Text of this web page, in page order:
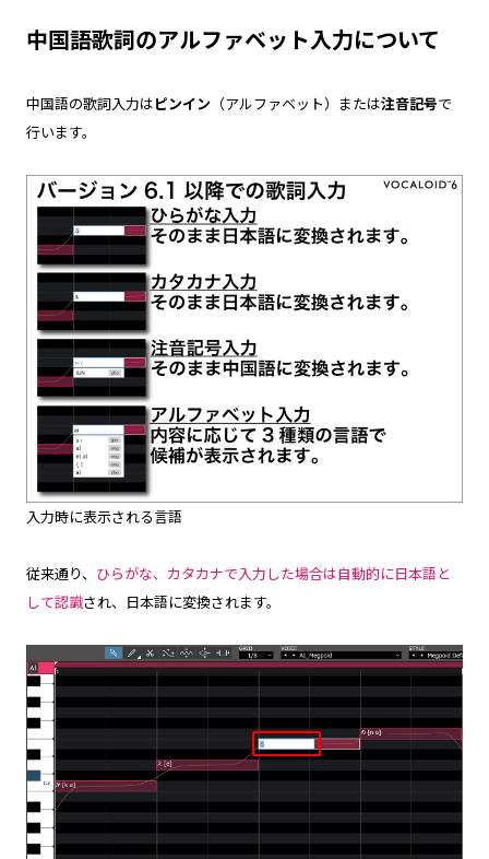
中国語歌詞のアルファベット入力について
中国語の歌詞入力はピンイン （アルファベット）または注音記号で
行います。
入力時に表示される言語
従来通り、 ひらがな、カタカナで入力した場合は自動的に日本語と
して認識され、日本語に変換されます。